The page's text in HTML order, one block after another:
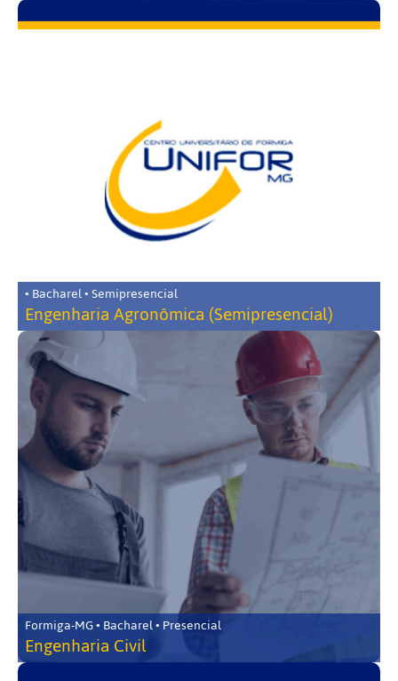
• Bacharel • Semipresencial
Engenharia Agronômica (Semipresencial)
Formiga-MG • Bacharel • Presencial
Engenharia Civil